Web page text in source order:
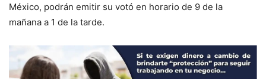
México, podrán emitir su votó en horario de 9 de la
mañana a 1 de la tarde.